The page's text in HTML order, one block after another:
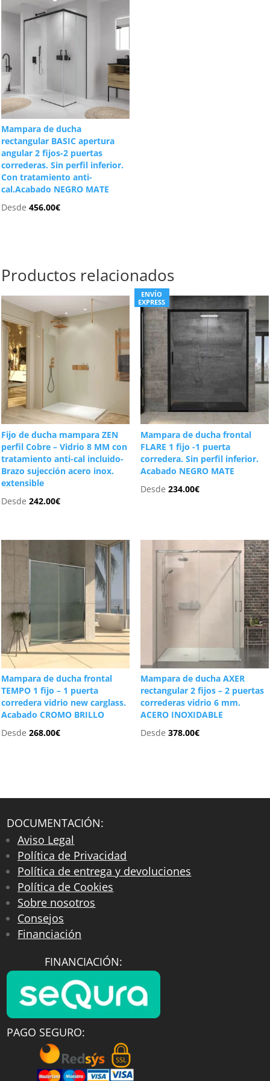
Mampara de ducha
rectangular BASIC apertura
angular 2 fijos-2 puertas
correderas. Sin perfil inferior.
Con tratamiento anti-
cal.Acabado NEGRO MATE
Desde456.00€
Productos relacionados
Fijo de ducha mampara ZEN
perfil Cobre – Vidrio 8 MM con
tratamiento anti-cal incluido-
Brazo sujección acero inox.
extensible
Desde242.00€
ENVÍO
EXPRESS
Mampara de ducha frontal
FLARE 1 fijo -1 puerta
corredera. Sin perfil inferior.
Acabado NEGRO MATE
Desde 234.00€
Mampara de ducha frontal
TEMPO 1 fijo – 1 puerta
corredera vidrio new carglass.
Acabado CROMO BRILLO
Desde268.00€
Mampara de ducha AXER
rectangular 2 fijos – 2 puertas
correderas vidrio 6 mm.
ACERO INOXIDABLE
Desde 378.00€
DOCUMENTACIÓN:
Aviso Legal
Política de Privacidad
Política de entrega y devoluciones
Política de Cookies
Sobre nosotros
Consejos
Financiación
FINANCIACIÓN:
PAGO SEGURO: